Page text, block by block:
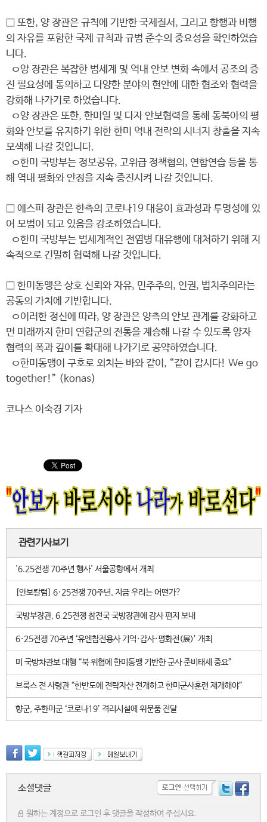
□ 또한, 양 장관은 규칙에 기반한 국제질서, 그리고 항행과 비행
의 자유를 포함한 국제 규칙과 규범 준수의 중요성을 확인하였습
니다.
ㅇ양 장관은 복잡한 범세계 및 역내 안보 변화 속에서 공조의 증
진 필요성에 동의하고 다양한 분야의 현안에 대한 협조와 협력을
강화해 나가기로 하였습니다.
ㅇ양 장관은 또한, 한미일 및 다자 안보협력을 통해 동북아의 평
화와 안보를 유지하기 위한 한미 역내 전략의 시너지 창출을 지속
모색해 나갈 것입니다.
ㅇ한미 국방부는 정보공유, 고위급 정책협의, 연합연습 등을 통
해 역내 평화와 안정을 지속 증진시켜 나갈 것입니다.
□ 에스퍼 장관은 한측의 코로나19 대응이 효과성과 투명성에 있
어 모범이 되고 있음을 강조하였습니다.
ㅇ한미 국방부는 범세계적인 전염병 대유행에 대처하기 위해 지
속적으로 긴밀히 협력해 나갈 것입니다.
□ 한미동맹은 상호 신뢰와 자유, 민주주의, 인권, 법치주의라는
공동의 가치에 기반합니다.
ㅇ이러한 정신에 따라, 양 장관은 양측의 안보 관계를 강화하고
먼 미래까지 한미 연합군의 전통을 계승해 나갈 수 있도록 양자
협력의 폭과 깊이를 확대해 나가기로 공약하였습니다.
ㅇ한미동맹이 구호로 외치는 바와 같이, “같이 갑시다! We go
together!” (konas)
코나스 이숙경 기자
관련기사보기
'6.25전쟁 70주년 행사' 서울공항에서 개최
[안보칼럼] 6·25전쟁 70주년, 지금 우리는 어떤가?
국방부장관, 6.25전쟁 참전국 국방장관에 감사 편지 보내
6·25전쟁 70주년 ‘유엔참전용사 기억·감사·평화전(展)’ 개최
미 국방차관보 대행 “북 위협에 한미동맹 기반한 군사 준비태세 중요”
브룩스 전 사령관 “한반도에 전략자산 전개하고 한미군사훈련 재개해야”
향군, 주한미군 ‘코로나19’ 격리시설에 위문품 전달
소셜댓글
원하는 계정으로 로그인 후 댓글을 작성하여 주십시요.